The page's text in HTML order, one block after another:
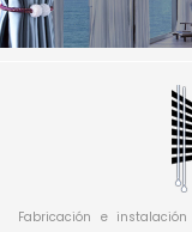
Fabricación e